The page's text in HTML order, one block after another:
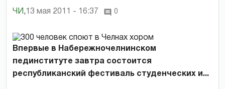
ЧИ , 13 мая 2011 - 16:37 0
Впервые в Набережночелнинском
пединституте завтра состоится
республиканский фестиваль студенческих и...